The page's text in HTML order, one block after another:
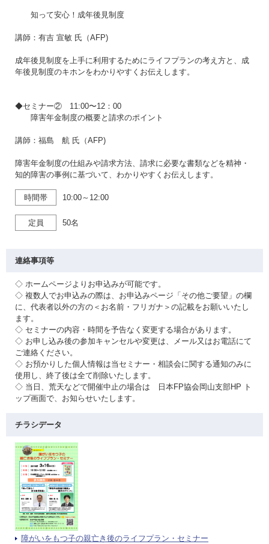
知って安心！成年後見制度
講師：有吉 宣敏 氏（AFP)
成年後見制度を上手に利用するためにライフプランの考え方と、成
年後見制度のキホンをわかりやすくお伝えします。
◆セミナー② 11:00〜12：00
障害年金制度の概要と請求のポイント
講師：福島 航 氏（AFP)
障害年金制度の仕組みや請求方法、請求に必要な書類などを精神・
知的障害の事例に基づいて、わかりやすくお伝えします。
時間帯 10:00～12:00
定員 50名
連絡事項等
◇ ホームページよりお申込みが可能です。
◇ 複数人でお申込みの際は、お申込みページ「その他ご要望」の欄
に、代表者以外の方の＜お名前・フリガナ＞の記載をお願いいたし
ます。
◇ セミナーの内容・時間を予告なく変更する場合があります。
◇ お申し込み後の参加キャンセルや変更は、メール又はお電話にて
ご連絡ください。
◇ お預かりした個人情報は当セミナー・相談会に関する通知のみに
使用し、終了後は全て削除いたします。
◇ 当日、荒天などで開催中止の場合は 日本FP協会岡山支部HP ト
ップ画面で、お知らせいたします。
チラシデータ
障がいをもつ子の親亡き後のライフプラン・セミナー